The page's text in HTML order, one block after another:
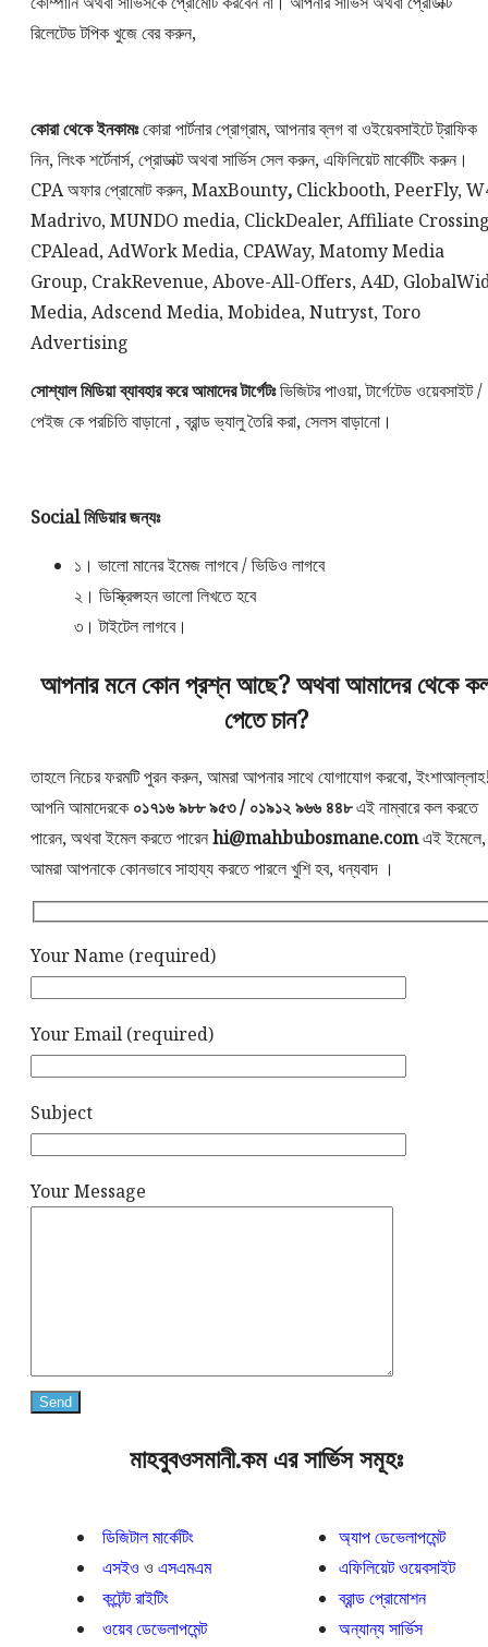
রিলেটেড টপিক খুজে বের করুন,
কোরা থেকে ইনকামঃকোরা পার্টনার প্রোগ্রাম, আপনার ব্লগ বা ওইয়েবসাইটে ট্রাফিক
নিন, লিংক শর্টেনার্স, প্রোডাক্ট অথবা সার্ভিস সেল করুন, এফিলিয়েট মার্কেটিং করুন।
CPA অফার প্রোমোট করুন, MaxBounty, Clickbooth, PeerFly,
Madrivo, MUNDO media, ClickDealer, Affiliate
CPAlead, AdWork Media, CPAWay, Matomy Media
Group, CrakRevenue, Above-All-Offers, A4D,
Media, Adscend Media, Mobidea, Nutryst, Toro
Advertising
সোশ্যাল মিডিয়া ব্যাবহার করে আমাদের টার্গেটঃভিজিটর পাওয়া, টার্গেটেড ওয়েবসাইট /
পেইজ কে পরচিতি বাড়ানো , ব্রান্ড ভ্যালু তৈরি করা, সেলস বাড়ানো।
Social মিডিয়ার জন্যঃ
১। ভালো মানের ইমেজ লাগবে / ভিডিও লাগবে
২। ডিস্ক্রিপ্সহন ভালো লিখতে হবে
৩। টাইটেল লাগবে।
আপনার মনে কোন প্রশ্ন আছে? অথবা আমাদের থেকে
পেতে চান?
তাহলে নিচের ফরমটি পুরন করুন, আমরা আপনার সাথে যোগাযোগ করবো,
আপনি আমাদেরকে ০১৭১৬ ৯৮৮ ৯৫৩ / ০১৯১২ ৯৬৬ ৪৪৮এই নাম্বারে কল করতে
পারেন, অথবা ইমেল করতে পারেনhi@mahbubosmane.comএই ইমেলে,
আমরা আপনাকে কোনভাবে সাহায্য করতে পারলে খুশি হব, ধন্যবাদ ।
Your Name (required)
Your Email (required)
Subject
Your Message
মাহবুবওসমানী.কম এর সার্ভিস সমূহঃ
ডিজিটাল মার্কেটিং
এসইও ও এসএমএম
কন্টেন্ট রাইটিং
ওয়েব ডেভেলাপমেন্ট
অ্যাপ ডেভেলাপমেন্ট
এফিলিয়েট ওয়েবসাইট
ব্রান্ড প্রোমোশন
অন্যান্য সার্ভিস